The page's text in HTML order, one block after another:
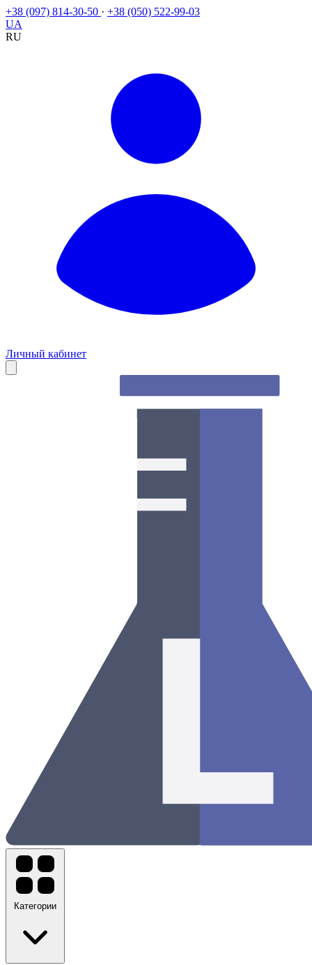
+38 (097) 814-30-50 · +38 (050) 522-99-03
UA
RU
Личный кабинет
Категории